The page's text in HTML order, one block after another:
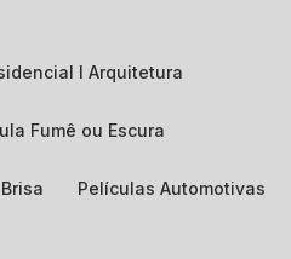
I Arquitetura
Fumê ou Escura
Películas Automotivas